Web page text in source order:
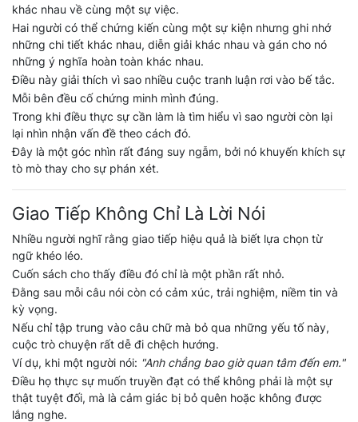
khác nhau về cùng một sự việc.
Hai người có thể chứng kiến cùng một sự kiện nhưng ghi nhớ
những chi tiết khác nhau, diễn giải khác nhau và gán cho nó
những ý nghĩa hoàn toàn khác nhau.
Điều này giải thích vì sao nhiều cuộc tranh luận rơi vào bế tắc.
Mỗi bên đều cố chứng minh mình đúng.
Trong khi điều thực sự cần làm là tìm hiểu vì sao người còn lại
lại nhìn nhận vấn đề theo cách đó.
Đây là một góc nhìn rất đáng suy ngẫm, bởi nó khuyến khích sự
tò mò thay cho sự phán xét.
Giao Tiếp Không Chỉ Là Lời Nói
Nhiều người nghĩ rằng giao tiếp hiệu quả là biết lựa chọn từ
ngữ khéo léo.
Cuốn sách cho thấy điều đó chỉ là một phần rất nhỏ.
Đằng sau mỗi câu nói còn có cảm xúc, trải nghiệm, niềm tin và
kỳ vọng.
Nếu chỉ tập trung vào câu chữ mà bỏ qua những yếu tố này,
cuộc trò chuyện rất dễ đi chệch hướng.
Ví dụ, khi một người nói: "Anh chẳng bao giờ quan tâm đến em."
Điều họ thực sự muốn truyền đạt có thể không phải là một sự
thật tuyệt đối, mà là cảm giác bị bỏ quên hoặc không được
lắng nghe.